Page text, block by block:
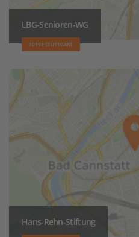
LBG-Senioren-WG
70191 STUTTGART
Hans-Rehn-Stiftung